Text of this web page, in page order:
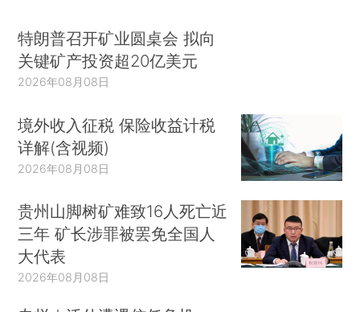
特朗普召开矿业圆桌会 拟向
关键矿产投资超20亿美元
2026年08月08日
境外收入征税 保险收益计税
详解(含视频)
2026年08月08日
贵州山脚树矿难致16人死亡近
三年 矿长涉罪被罢免全国人
大代表
2026年08月08日